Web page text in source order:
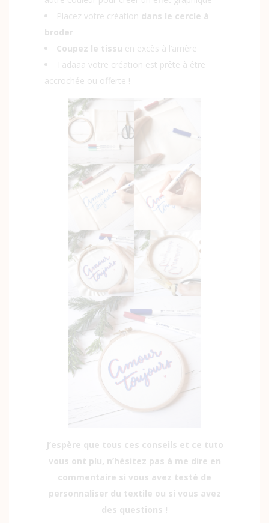
Placez votre création dans le cercle à
broder
Coupez le tissu en excès à l’arrière
Tadaaa votre création est prête à être
accrochée ou offerte !
J’espère que tous ces conseils et ce tuto
vous ont plu, n’hésitez pas à me dire en
commentaire si vous avez testé de
personnaliser du textile ou si vous avez
des questions !